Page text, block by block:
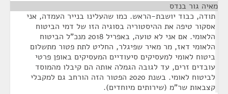
מאיה גור בנדס
תודה, כבוד יושבת-הראש. כמו שהעלינו בנייר העמדה, אני
אסקור טיפה את ההיסטוריה בסוגיה הזו של דמי הביטוח
הלאומי. אם אני לא טועה, באפריל 2018 מנכ"ל הביטוח
הלאומי דאז, מר מאיר שפיגלר, החליט לתת פטור מתשלום
ביטוח לאומי למעסיקים סיעודיים המעסיקים באופן פרטי
עובדים זרים, עד לגובה הגמלה אותה הם קיבלו מהמוסד
לביטוח לאומי. בשנת 2020 הפטור הזה הורחב גם למקבלי
קצבאות שר"מ (שירותים מיוחדים).